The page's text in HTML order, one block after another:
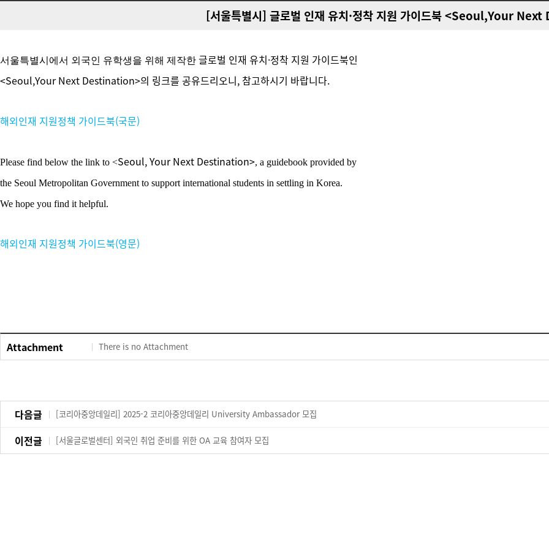
[서울특별시] 글로벌 인재 유치·정착 지원 가이드북 <Seoul,Your
서울특별시에서 외국인 유학생을 위해 제작한 글로벌 인재 유치·정착 지원 가이드북인
<Seoul,Your Next Destination>의 링크를 공유드리오니, 참고하시기 바랍니다.
해외인재 지원정책 가이드북(국문)
Please find below the link to <Seoul, Your Next Destination>, a guidebook provided by
the Seoul Metropolitan Government to support international students in settling in Korea.
We hope you find it helpful.
해외인재 지원정책 가이드북(영문)
Attachment There is no Attachment
다음글 [코리아중앙데일리] 2025-2 코리아중앙데일리 University Ambassador 모집
이전글 [서울글로벌센터] 외국인 취업 준비를 위한 OA 교육 참여자 모집